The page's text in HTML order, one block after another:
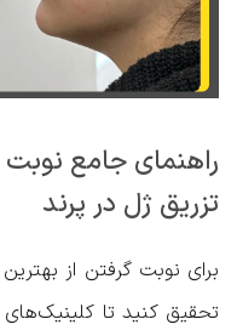
راهنمای جامع نوبت
تزریق ژل در پرند
برای نوبت گرفتن از
تحقیق کنید تا